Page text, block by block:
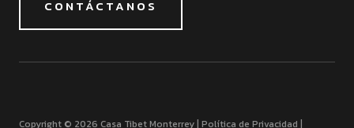
CONTÁCTANOS
Copyright © 2026 Casa Tibet Monterrey | Política de Privacidad |